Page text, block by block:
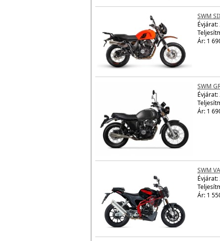
SWM
Évjárat:
Ár: 1
SWM
Évjárat:
Ár: 1
SWM
Évjárat:
Ár: 1